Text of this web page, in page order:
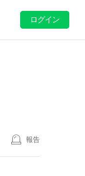
ログイン
報告